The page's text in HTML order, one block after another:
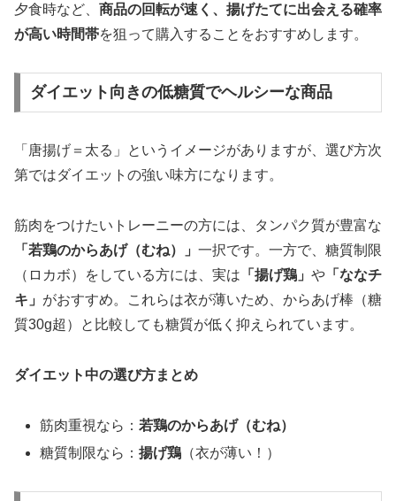
夕食時など、 商品の回転が速く、揚げたてに出会える確率
が高い時間帯を狙って購入することをおすすめします。
ダイエット向きの低糖質でヘルシーな商品
「唐揚げ＝太る」というイメージがありますが、選び方次
第ではダイエットの強い味方になります。
筋肉をつけたいトレーニーの方には、タンパク質が豊富な
「若鶏のからあげ（むね）」 一択です。一方で、糖質制限
（ロカボ）をしている方には、実は 「揚げ鶏」 や 「ななチ
キ」 がおすすめ。これらは衣が薄いため、からあげ棒（糖
質30g超）と比較しても糖質が低く抑えられています。
ダイエット中の選び方まとめ
筋肉重視なら：若鶏のからあげ（むね）
糖質制限なら：揚げ鶏 （衣が薄い！）